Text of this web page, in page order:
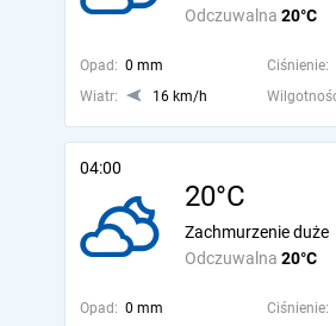
Odczuwalna 20°C
Opad: 0 mm Ciśnienie:
Wiatr:
16 km/h
04:00
20°C
Odczuwalna 20°C
Zachmurzenie duże
Opad: 0 mm Ciśnienie: